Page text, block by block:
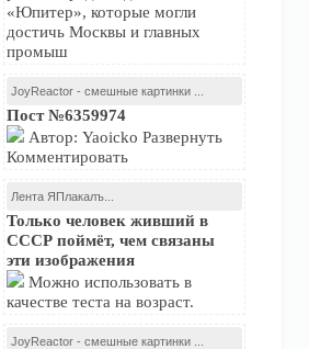
«Юпитер», которые могли
достичь Москвы и главных
промыш
JoyReactor - смешные картинки ...
Пост №6359974
Автор: Yaoicko Развернуть
Комментировать
Лента ЯПлакалъ...
Только человек живший в
СССР поймёт, чем связаны
эти изображения
Можно использовать в
качестве теста на возраст.
JoyReactor - смешные картинки ...